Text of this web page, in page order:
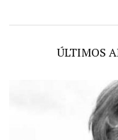
ÚLTIMOS